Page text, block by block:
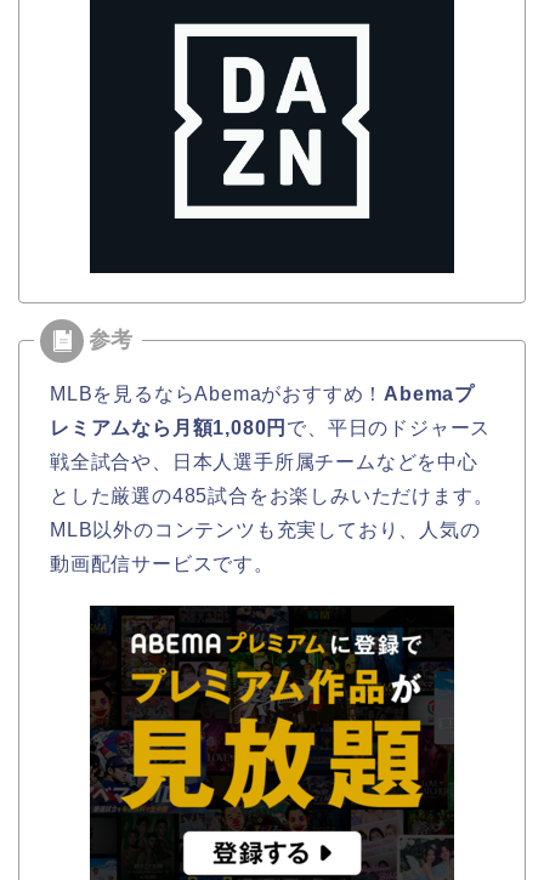
MLBを見るならAbemaがおすすめ！ Abemaプ
レミアムなら月額1,080円 で、平日のドジャース
戦全試合や、日本人選手所属チームなどを中心
とした厳選の485試合をお楽しみいただけます。
MLB以外のコンテンツも充実しており、人気の
動画配信サービスです。